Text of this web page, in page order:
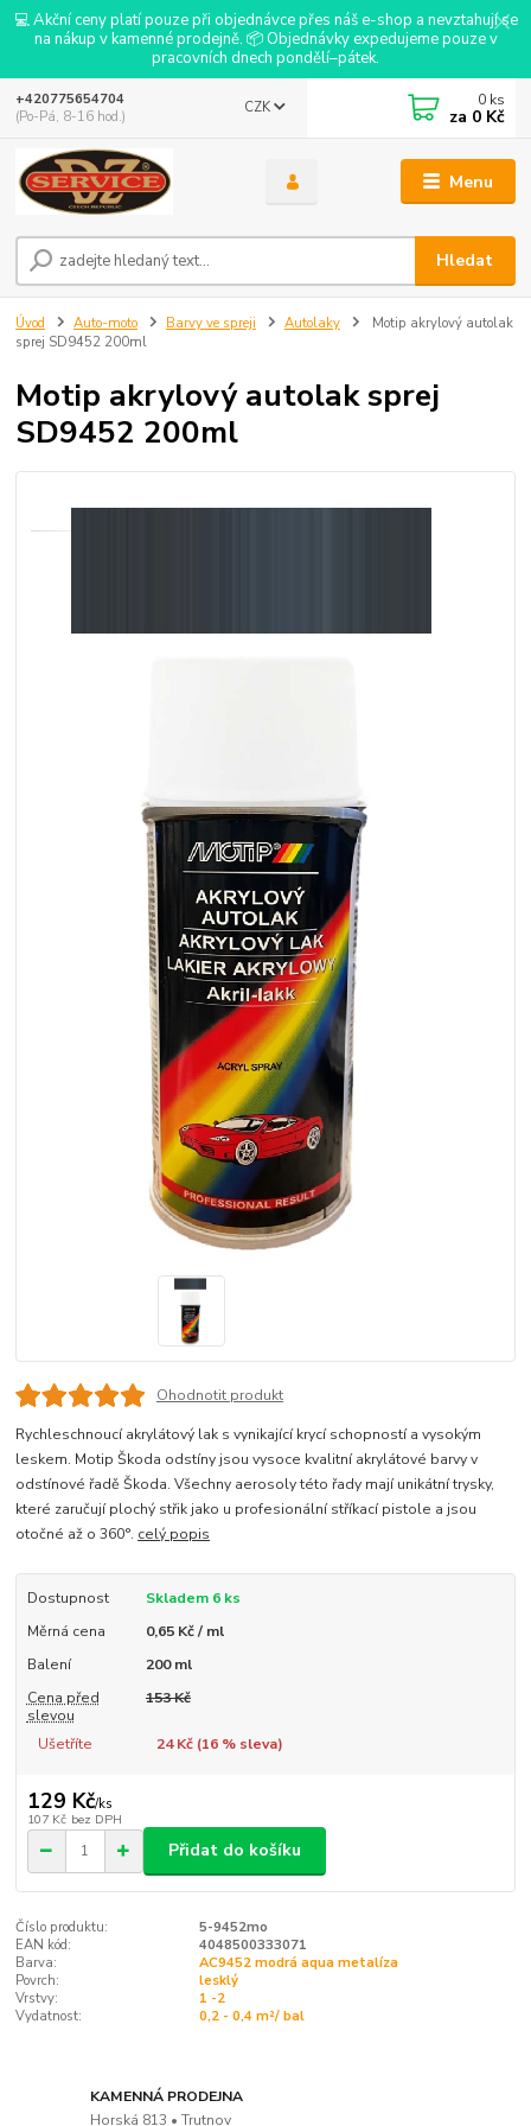
💻 Akční ceny platí pouze při objednávce přes náš e-shop a nevztahují se
na nákup v kamenné prodejně. 📦 Objednávky expedujeme pouze v
pracovních dnech pondělí–pátek.
Menu
CZK
Hledat
+420775654704
(Po-Pá, 8-16 hod.)
0 ks
za 0 Kč
Úvod Auto-moto Barvy ve spreji Autolaky
Motip akrylový autolak
sprej SD9452 200ml
Motip akrylový autolak sprej
SD9452 200ml
Ohodnotit produkt
Rychleschnoucí akrylátový lak s vynikající krycí schopností a vysokým
leskem. Motip Škoda odstíny jsou vysoce kvalitní akrylátové barvy v
odstínové řadě Škoda. Všechny aerosoly této řady mají unikátní trysky,
které zaručují plochý střik jako u profesionální stříkací pistole a jsou
otočné až o 360°. celý popis
Dostupnost
Skladem 6 ks
Měrná cena
0,65 Kč / ml
Balení
200 ml
Cena před
slevou
153 Kč
Ušetříte 24 Kč (16% sleva)
129 Kč/ks
107 Kč bez DPH
Přidat do košíku
Číslo produktu:
5-9452mo
EAN kód:
4048500333071
Barva:
AC9452 modrá aqua metalíza
Povrch:
lesklý
Vrstvy:
1 -2
Vydatnost:
0,2 - 0,4 m²/ bal
KAMENNÁ PRODEJNA
Horská 813 • Trutnov